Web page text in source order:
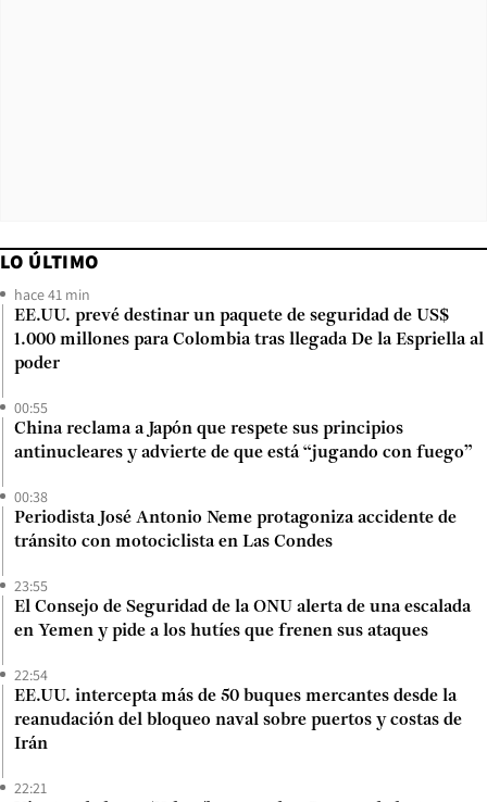
LO ÚLTIMO
hace 41 min
EE.UU. prevé destinar un paquete de seguridad de US$
1.000 millones para Colombia tras llegada De la Espriella al
poder
00:55
China reclama a Japón que respete sus principios
antinucleares y advierte de que está “jugando con fuego”
00:38
Periodista José Antonio Neme protagoniza accidente de
tránsito con motociclista en Las Condes
23:55
El Consejo de Seguridad de la ONU alerta de una escalada
en Yemen y pide a los hutíes que frenen sus ataques
22:54
EE.UU. intercepta más de 50 buques mercantes desde la
reanudación del bloqueo naval sobre puertos y costas de
Irán
22:21